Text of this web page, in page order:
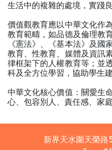
生活中的複雜的處境，實踐
價值觀教育應以中華文化作
教育範疇，如品德及倫理教
《憲法》、《基本法》及國
教育、性教育、媒體及資訊
律框架下的人權教育等；並
科及全方位學習，協助學生
中華文化核心價值：關愛生
心、包容別人、責任感、家
新界天水圍天榮路